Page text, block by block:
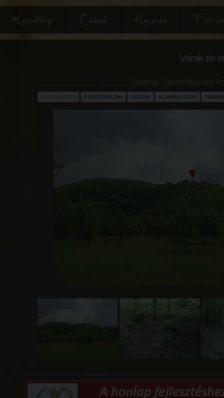
Kezdőlap Cikkek Keresés
Várak és
Galadna - Gladna Română
TÖRTÉNELEM FOTÓK ALAPRAJZOK